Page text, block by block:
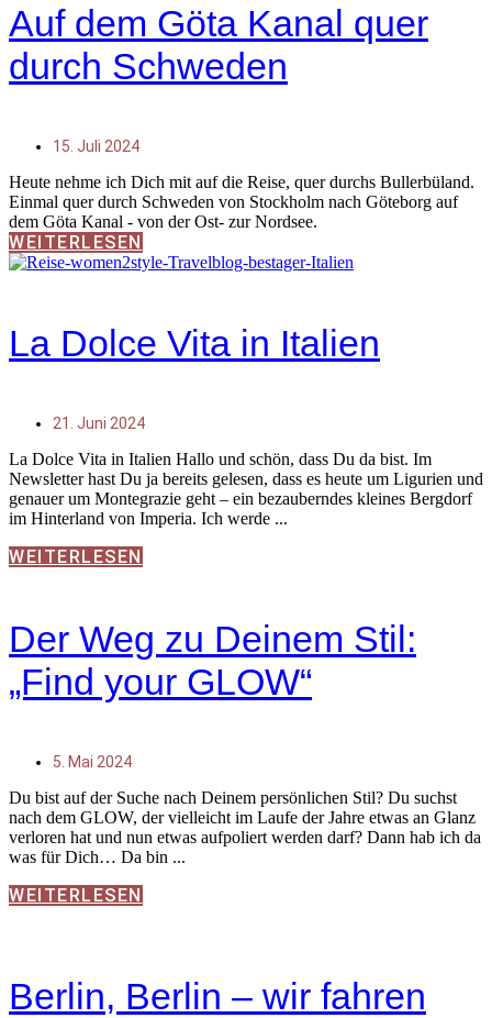
Auf dem Göta Kanal quer
durch Schweden
15. Juli 2024
Heute nehme ich Dich mit auf die Reise, quer durchs Bullerbüland.
Einmal quer durch Schweden von Stockholm nach Göteborg auf
dem Göta Kanal - von der Ost- zur Nordsee.
WEITERLESEN
La Dolce Vita in Italien
21. Juni 2024
La Dolce Vita in Italien Hallo und schön, dass Du da bist. Im
Newsletter hast Du ja bereits gelesen, dass es heute um Ligurien und
genauer um Montegrazie geht – ein bezauberndes kleines Bergdorf
im Hinterland von Imperia. Ich werde
WEITERLESEN
Der Weg zu Deinem Stil:
„Find your GLOW“
5. Mai 2024
Du bist auf der Suche nach Deinem persönlichen Stil? Du suchst
nach dem GLOW, der vielleicht im Laufe der Jahre etwas an Glanz
verloren hat und nun etwas aufpoliert werden darf? Dann hab ich da
was für Dich… Da bin
WEITERLESEN
Berlin, Berlin – wir fahren